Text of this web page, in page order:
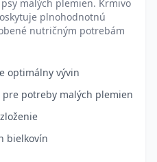
malých plemien. Krmivo
plnohodnotnú
nutričným potrebám
optimálny vývin
potreby malých plemien
bielkovín